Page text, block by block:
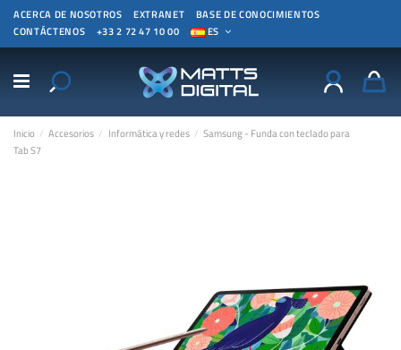
ACERCA DE NOSOTROS EXTRANET
BASE DE CONOCIMIENTOS
CONTÁCTENOS
+33 2 72 47 10 00 ES
Inicio Accesorios Informática y redes
Samsung - Funda con teclado para
Tab S7